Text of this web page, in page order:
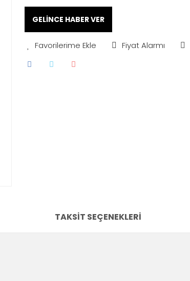
GELİNCE HABER VER
Fiyat Alarmı
TAKSIT SEÇENEKLERI